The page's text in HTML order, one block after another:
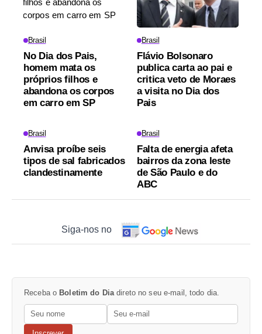
Brasil
No Dia dos Pais,
homem mata os
próprios filhos e
abandona os corpos
em carro em SP
Brasil
Flávio Bolsonaro
publica carta ao pai e
critica veto de Moraes
a visita no Dia dos
Pais
Brasil
Anvisa proíbe seis
tipos de sal fabricados
clandestinamente
Brasil
Falta de energia afeta
bairros da zona leste
de São Paulo e do
ABC
Siga-nos no
Receba o Boletim do Diadireto no seu e-mail, todo dia.